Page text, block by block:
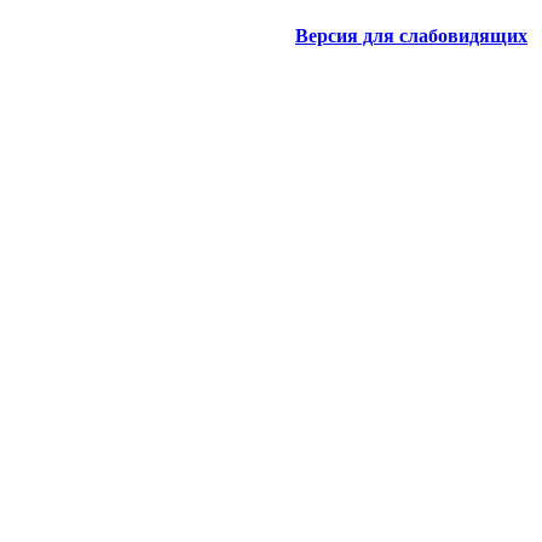
Версия для слабовидящих